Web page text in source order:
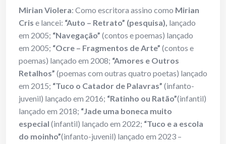
Mirian Violera: Como escritora assino como Mirian
Cris e lancei: “Auto – Retrato” (pesquisa), lançado
em 2005; “Navegação” (contos e poemas) lançado
em 2005; “Ocre – Fragmentos de Arte” (contos e
poemas) lançado em 2008; “Amores e Outros
Retalhos” (poemas com outras quatro poetas) lançado
em 2015; “Tuco o Catador de Palavras” (infanto-
juvenil) lançado em 2016; “Ratinho ou Ratão”(infantil)
lançado em 2018; “Jade uma boneca muito
especial (infantil) lançado em 2022; “Tuco e a escola
do moinho”(infanto-juvenil) lançado em 2023 –